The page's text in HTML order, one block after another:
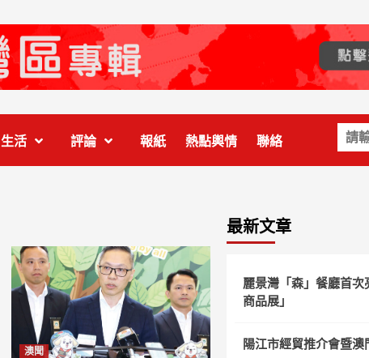
關
鍵
字:
生活 評論 報紙 熱點輿情 聯絡
澳聞
最新文章
麗景灣「森」餐廳首次
商品展」
陽江市經貿推介會暨澳